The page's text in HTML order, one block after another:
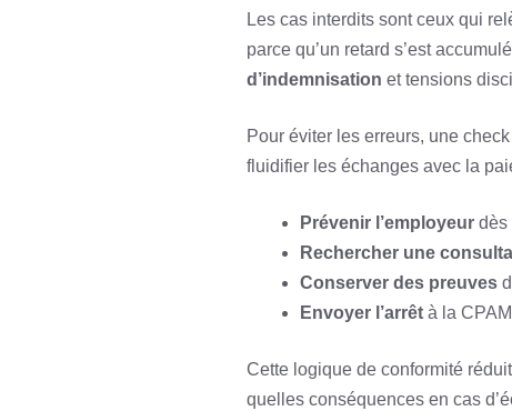
Les cas interdits sont ceux qui
parce qu’un retard s’est
d’indemnisation et tensions
Pour éviter les erreurs, une
fluidifier les échanges avec la
Prévenir l’employeur dès
Rechercher une
Conserver des preuves
Envoyer l’arrêt à la
Cette logique de conformité
quelles conséquences en cas